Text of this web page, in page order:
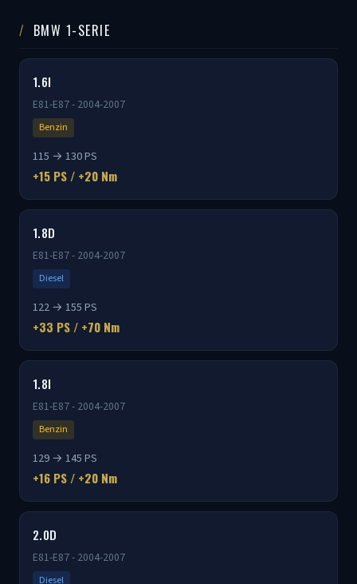
BMW 1-SERIE
1.6I
E81-E87 - 2004-2007
Benzin
115 → 130 PS
+15 PS / +20 Nm
1.8D
E81-E87 - 2004-2007
Diesel
122 → 155 PS
+33 PS / +70 Nm
1.8I
E81-E87 - 2004-2007
Benzin
129 → 145 PS
+16 PS / +20 Nm
2.0D
E81-E87 - 2004-2007
Diesel